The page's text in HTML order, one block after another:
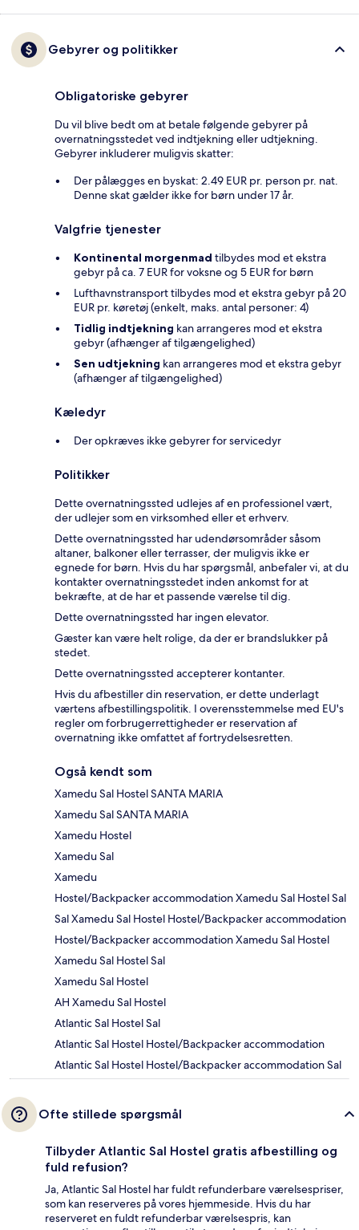
Gebyrer og politikker
Obligatoriske gebyrer
Du vil blive bedt om at betale følgende gebyrer på
overnatningsstedet ved indtjekning eller udtjekning.
Gebyrer inkluderer muligvis skatter:
Der pålægges en byskat: 2.49 EUR pr. person pr. nat.
Denne skat gælder ikke for børn under 17 år.
Valgfrie tjenester
Kontinental morgenmad tilbydes mod et ekstra
gebyr på ca. 7 EUR for voksne og 5 EUR for børn
Lufthavnstransport tilbydes mod et ekstra gebyr på 20
EUR pr. køretøj (enkelt, maks. antal personer: 4)
Tidlig indtjekning kan arrangeres mod et ekstra
gebyr (afhænger af tilgængelighed)
Sen udtjekning kan arrangeres mod et ekstra gebyr
(afhænger af tilgængelighed)
Kæledyr
Der opkræves ikke gebyrer for servicedyr
Politikker
Dette overnatningssted udlejes af en professionel vært,
der udlejer som en virksomhed eller et erhverv.
Dette overnatningssted har udendørsområder såsom
altaner, balkoner eller terrasser, der muligvis ikke er
egnede for børn. Hvis du har spørgsmål, anbefaler vi, at du
kontakter overnatningsstedet inden ankomst for at
bekræfte, at de har et passende værelse til dig.
Dette overnatningssted har ingen elevator.
Gæster kan være helt rolige, da der er brandslukker på
stedet.
Dette overnatningssted accepterer kontanter.
Hvis du afbestiller din reservation, er dette underlagt
værtens afbestillingspolitik. I overensstemmelse med EU's
regler om forbrugerrettigheder er reservation af
overnatning ikke omfattet af fortrydelsesretten.
Også kendt som
Xamedu Sal Hostel SANTA MARIA
Xamedu Sal SANTA MARIA
Xamedu Hostel
Xamedu Sal
Xamedu
Hostel/Backpacker accommodation Xamedu Sal Hostel Sal
Sal Xamedu Sal Hostel Hostel/Backpacker accommodation
Hostel/Backpacker accommodation Xamedu Sal Hostel
Xamedu Sal Hostel Sal
Xamedu Sal Hostel
AH Xamedu Sal Hostel
Atlantic Sal Hostel Sal
Atlantic Sal Hostel Hostel/Backpacker accommodation
Atlantic Sal Hostel Hostel/Backpacker accommodation Sal
Ofte stillede spørgsmål
Tilbyder Atlantic Sal Hostel gratis afbestilling og
fuld refusion?
Ja, Atlantic Sal Hostel har fuldt refunderbare værelsespriser,
som kan reserveres på vores hjemmeside. Hvis du har
reserveret en fuldt refunderbar værelsespris, kan